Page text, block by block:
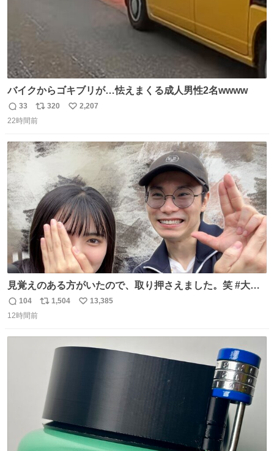
バイクからゴキブリが…怯えまくる成人男性2名wwww
返
信
33
リ
ポ
ト
320
い
数
2,207
22時間前
見覚えのある方がいたので、取り押さえました。笑 #大追
跡 #鈴木浩文 さん
返
信
104
リ
1,504
い
数
13,385
12時間前